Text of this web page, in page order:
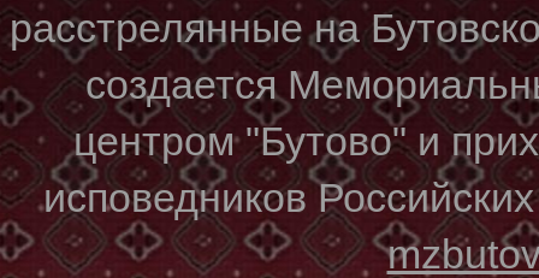
расстрелянные на
создается
центром "Бутово" и
исповедников